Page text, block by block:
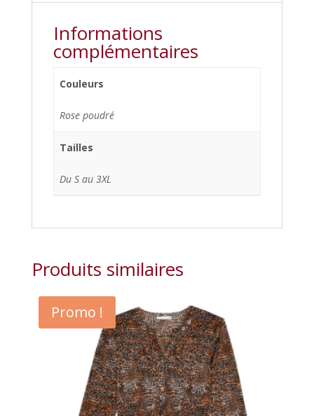
Informations
complémentaires
Couleurs
Rose poudré
Tailles
Du S au 3XL
Produits similaires
Promo !